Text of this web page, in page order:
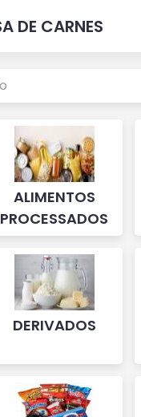
DE CARNES
ALIMENTOS
PROCESSADOS
DERIVADOS